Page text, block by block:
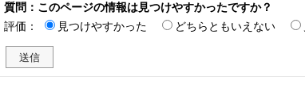
質問：このページの情報は見つけやすかったですか？
評価：
見つけやすかった どちらともいえない